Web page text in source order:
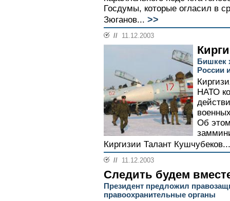
Госдумы, которые огласил в
Зюганов... >>
// 11.12.2003
Бишкек
России
НАТО
Об
Киргизии Талант Кушчубеков...
// 11.12.2003
Следить будем
Президент предложил
правоохранительные органы